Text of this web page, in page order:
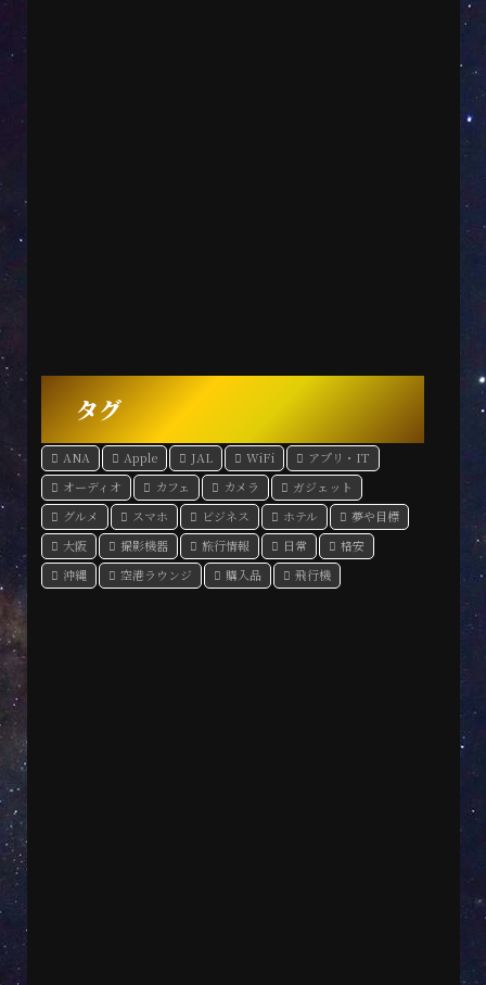
タグ
ANA Apple JAL WiFi
アプリ・IT
オーディオ
カフェ カメラ
ガジェット
グルメ
スマホ ビジネス ホテル
夢や目標
大阪
撮影機器 旅行情報 日常
格安
沖縄
空港ラウンジ 購入品 飛行機